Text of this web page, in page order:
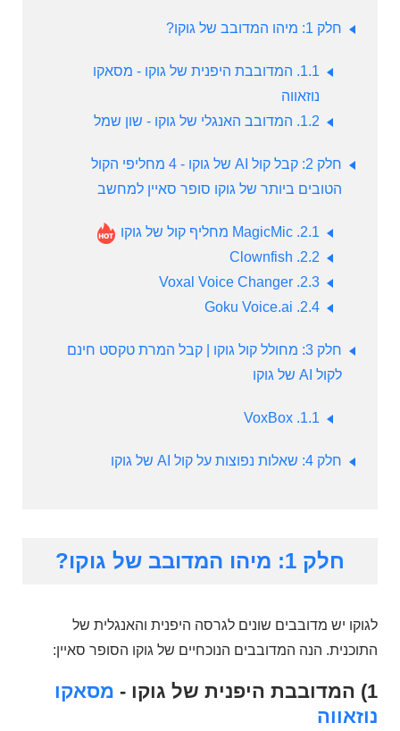
חלק 1: מיהו המדובב של גוקו?
1.1. המדובבת היפנית של גוקו - מסאקו
נוזאווה
1.2. המדובב האנגלי של גוקו - שון שמל
חלק 2: קבל קול AI של גוקו - 4 מחליפי הקול
הטובים ביותר של גוקו סופר סאיין למחשב
2.1. MagicMic מחליף קול של גוקו
2.2.
Clownfish
2.3.
Voxal Voice Changer
2.4.
Goku Voice.ai
חלק 3: מחולל קול גוקו | קבל המרת טקסט חינם
לקול AI של גוקו
1.1.
VoxBox
חלק 4: שאלות נפוצות על קול AI של גוקו
חלק 1: מיהו המדובב של גוקו?
לגוקו יש מדובבים שונים לגרסה היפנית והאנגלית של
התוכנית. הנה המדובבים הנוכחיים של גוקו הסופר סאיין:
1) המדובבת היפנית של גוקו -
מסאקו
נוזאווה